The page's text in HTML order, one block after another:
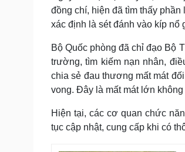
đồng chí, hiện đã tìm thấy
xác định là sét đánh vào kíp nổ
Bộ Quốc phòng đã chỉ đạo Bộ
trường, tìm kiếm nạn nhân,
chia sẻ đau thương mất mát
vong. Đây là mất mát lớn
Hiện tại, các cơ quan chức
tục cập nhật, cung cấp khi có